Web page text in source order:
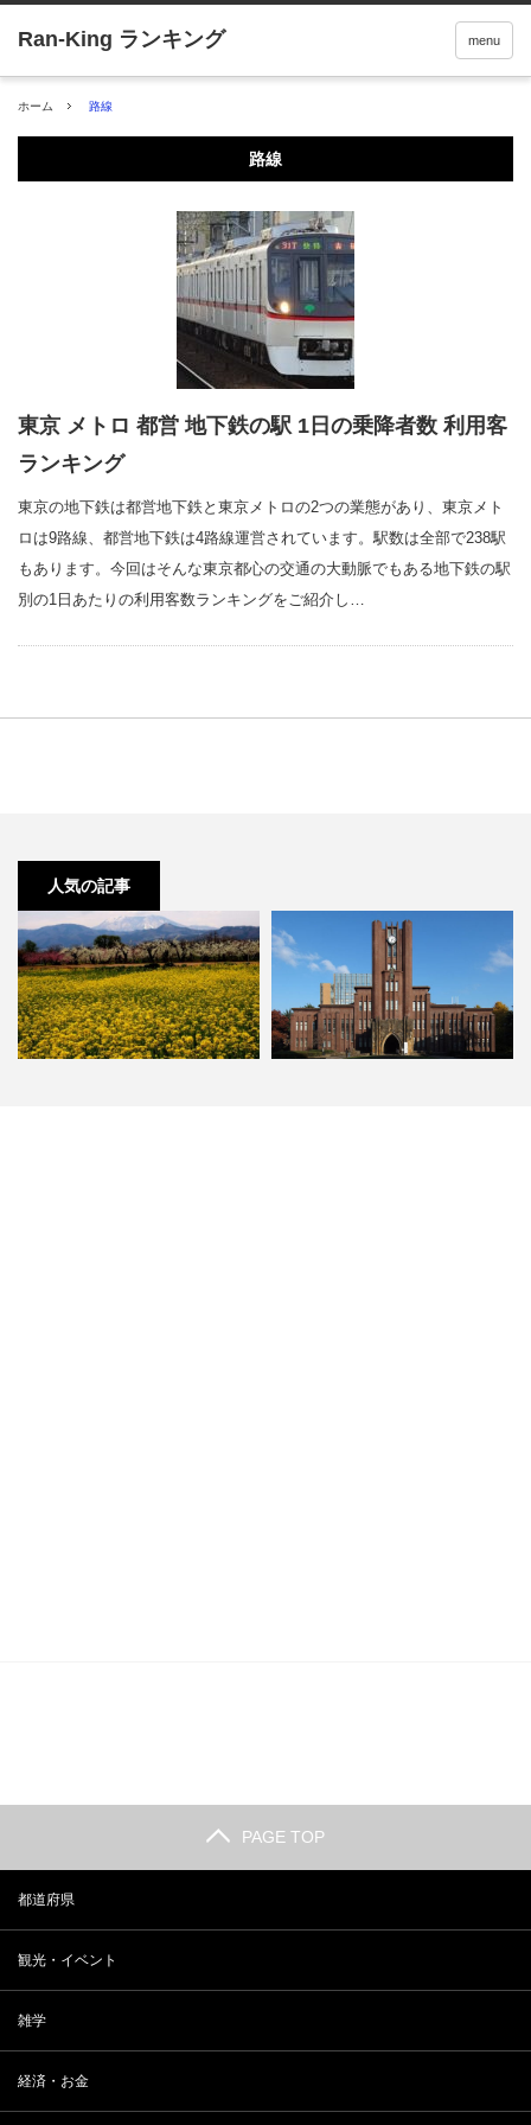
menu
ホーム 路線
路線
東京 メトロ 都営 地下鉄の駅 1日の乗降者数 利用客
ランキング
東京の地下鉄は都営地下鉄と東京メトロの2つの業態があり、東京メト
ロは9路線、都営地下鉄は4路線運営されています。駅数は全部で238駅
もあります。今回はそんな東京都心の交通の大動脈でもある地下鉄の駅
別の1日あたりの利用客数ランキングをご紹介し…
人気の記事
PAGE TOP
都道府県
観光・イベント
雑学
経済・お金